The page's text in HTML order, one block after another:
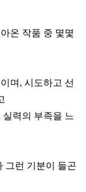
온 작품 중 몇몇
며, 시도하고 선
력의 부족을 느
그런 기분이 들곤